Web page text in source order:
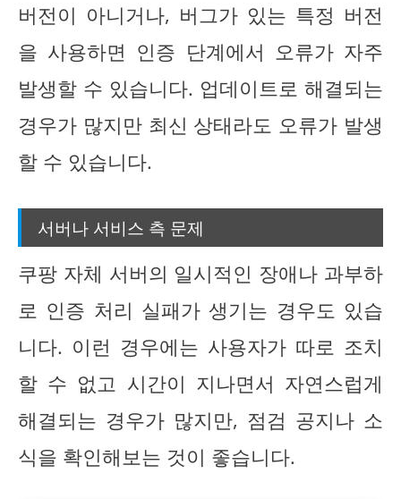
버전이 아니거나, 버그가 있는 특정 버전
을 사용하면 인증 단계에서 오류가 자주
발생할 수 있습니다. 업데이트로 해결되는
경우가 많지만 최신 상태라도 오류가 발생
할 수 있습니다.
서버나 서비스 측 문제
쿠팡 자체 서버의 일시적인 장애나 과부하
로 인증 처리 실패가 생기는 경우도 있습
니다. 이런 경우에는 사용자가 따로 조치
할 수 없고 시간이 지나면서 자연스럽게
해결되는 경우가 많지만, 점검 공지나 소
식을 확인해보는 것이 좋습니다.